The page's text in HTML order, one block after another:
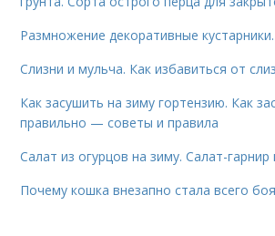
Размножение декоративные кустарники.
Слизни и мульча. Как избавиться от
Как засушить на зиму гортензию. Как
правильно — советы и правила
Салат из огурцов на зиму. Салат-гарнир
Почему кошка внезапно стала всего